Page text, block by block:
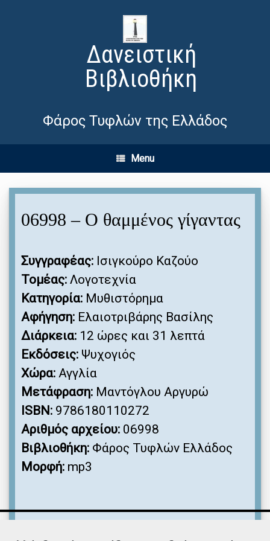
Δανειστική
Βιβλιοθήκη
Φάρος Τυφλών της Ελλάδος
Menu
06998 – Ο θαμμένος γίγαντας
Συγγραφέας: Ισιγκούρο Καζούο
Τομέας: Λογοτεχνία
Κατηγορία: Μυθιστόρημα
Αφήγηση: Ελαιοτριβάρης Βασίλης
Διάρκεια: 12 ώρες και 31 λεπτά
Εκδόσεις: Ψυχογιός
Χώρα: Αγγλία
Μετάφραση: Μαντόγλου Αργυρώ
ISBN: 9786180110272
Αριθμός αρχείου: 06998
Βιβλιοθήκη: Φάρος Τυφλών Ελλάδος
Μορφή: mp3